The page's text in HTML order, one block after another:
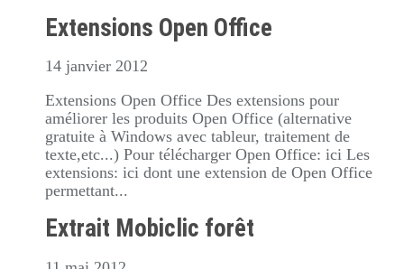
Extensions Open Office
14 janvier 2012
Extensions Open Office Des extensions pour
améliorer les produits Open Office (alternative
gratuite à Windows avec tableur, traitement de
texte,etc...) Pour télécharger Open Office: ici Les
extensions: ici dont une extension de Open Office
permettant...
Extrait Mobiclic forêt